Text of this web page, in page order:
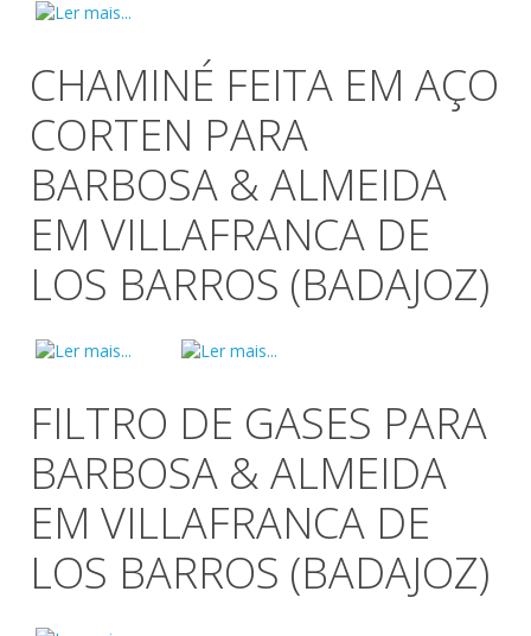
CHAMINÉ FEITA EM AÇO
CORTEN PARA
BARBOSA & ALMEIDA
EM VILLAFRANCA DE
LOS BARROS (BADAJOZ)
FILTRO DE GASES PARA
BARBOSA & ALMEIDA
EM VILLAFRANCA DE
LOS BARROS (BADAJOZ)